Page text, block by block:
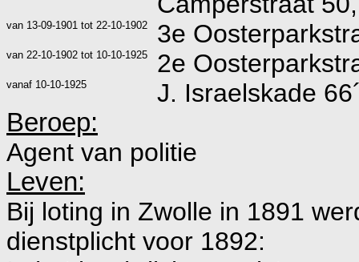
van 13-09-1901 tot 22-10-1902 3e
van 22-10-1902 tot 10-10-1925 2e
vanaf 10-10-1925
J. Israelskade
Beroep:
Agent van politie
Leven:
Bij loting in Zwolle in 1891
dienstplicht voor 1892: